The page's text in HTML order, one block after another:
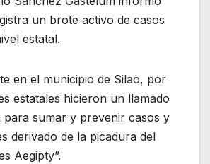
un brote activo de casos
estatal.
en el municipio de Silao, por
estatales hicieron un llamado
para sumar y prevenir casos y
derivado de la picadura del
Aegipty”.